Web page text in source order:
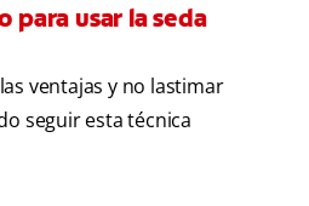
SUSCRÍBETE
para usar la seda
ventajas y no lastimar
seguir esta técnica